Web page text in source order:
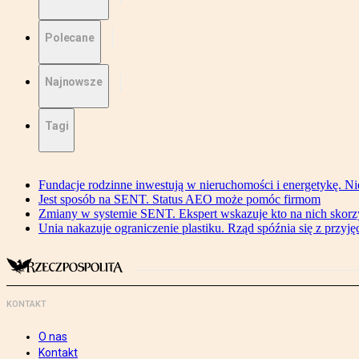
Polecane
Najnowsze
Tagi
Fundacje rodzinne inwestują w nieruchomości i energetykę.
Jest sposób na SENT. Status AEO może pomóc firmom
Zmiany w systemie SENT. Ekspert wskazuje kto na nich
Unia nakazuje ograniczenie plastiku. Rząd spóźnia się z
KONTAKT
O nas
Kontakt